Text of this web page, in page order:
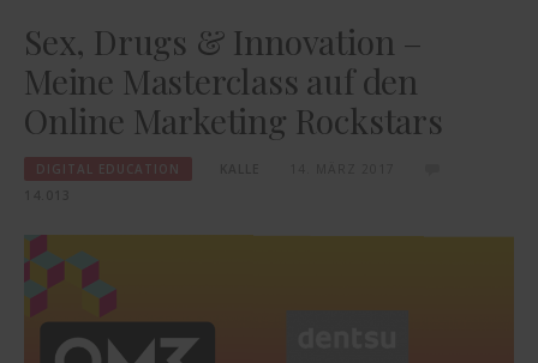
Sex, Drugs & Innovation –
Meine Masterclass auf den
Online Marketing Rockstars
DIGITAL EDUCATION